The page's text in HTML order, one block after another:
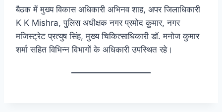
बैठक में मुख्य विकास अधिकारी अभिनव शाह, अपर जिलाधिकारी
K K Mishra, पुलिस अधीक्षक नगर प्रमोद कुमार, नगर
मजिस्ट्रेट प्रत्युष सिंह, मुख्य चिकित्साधिकारी डॉ. मनोज कुमार
शर्मा सहित विभिन्न विभागों के अधिकारी उपस्थित रहे।